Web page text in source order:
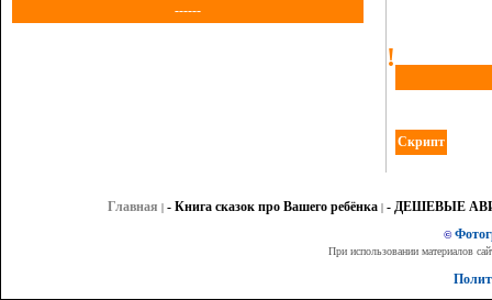
------
!
Скрипт
Главная | - Книга сказок про Вашего ребёнка | - ДЕШЕВЫЕ
©
При использовании материалов